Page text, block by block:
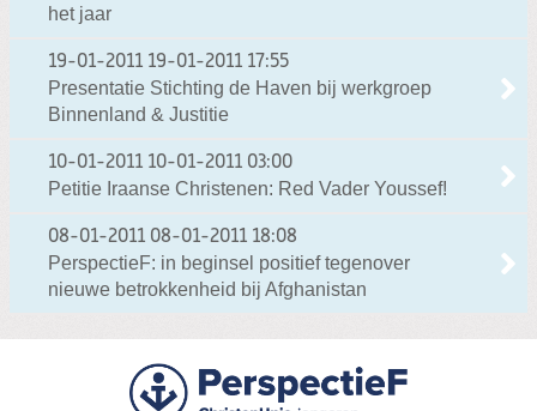
het jaar
19-01-2011 19-01-2011 17:55
Presentatie Stichting de Haven bij werkgroep
Binnenland & Justitie
10-01-2011 10-01-2011 03:00
Petitie Iraanse Christenen: Red Vader Youssef!
08-01-2011 08-01-2011 18:08
PerspectieF: in beginsel positief tegenover
nieuwe betrokkenheid bij Afghanistan